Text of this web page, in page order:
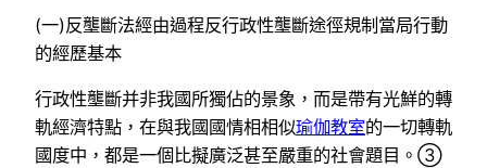
(一)反壟斷法經由過程反行政性壟斷途徑規制當局行動
的經歷基本
行政性壟斷并非我國所獨佔的景象，而是帶有光鮮的轉
軌經濟特點，在與我國國情相相似瑜伽教室的一切轉軌
國度中，都是一個比擬廣泛甚至嚴重的社會題目。③